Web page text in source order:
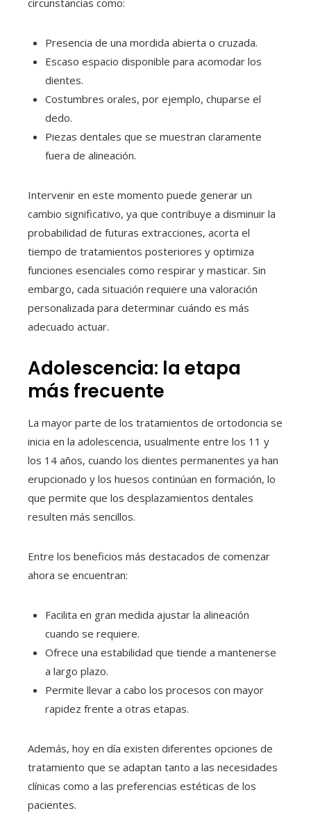
circunstancias como:
Presencia de una mordida abierta o cruzada.
Escaso espacio disponible para acomodar los
dientes.
Costumbres orales, por ejemplo, chuparse el
dedo.
Piezas dentales que se muestran claramente
fuera de alineación.
Intervenir en este momento puede generar un
cambio significativo, ya que contribuye a disminuir la
probabilidad de futuras extracciones, acorta el
tiempo de tratamientos posteriores y optimiza
funciones esenciales como respirar y masticar. Sin
embargo, cada situación requiere una valoración
personalizada para determinar cuándo es más
adecuado actuar.
Adolescencia: la etapa
más frecuente
La mayor parte de los tratamientos de ortodoncia se
inicia en la adolescencia, usualmente entre los 11 y
los 14 años, cuando los dientes permanentes ya han
erupcionado y los huesos continúan en formación, lo
que permite que los desplazamientos dentales
resulten más sencillos.
Entre los beneficios más destacados de comenzar
ahora se encuentran:
Facilita en gran medida ajustar la alineación
cuando se requiere.
Ofrece una estabilidad que tiende a mantenerse
a largo plazo.
Permite llevar a cabo los procesos con mayor
rapidez frente a otras etapas.
Además, hoy en día existen diferentes opciones de
tratamiento que se adaptan tanto a las necesidades
clínicas como a las preferencias estéticas de los
pacientes.